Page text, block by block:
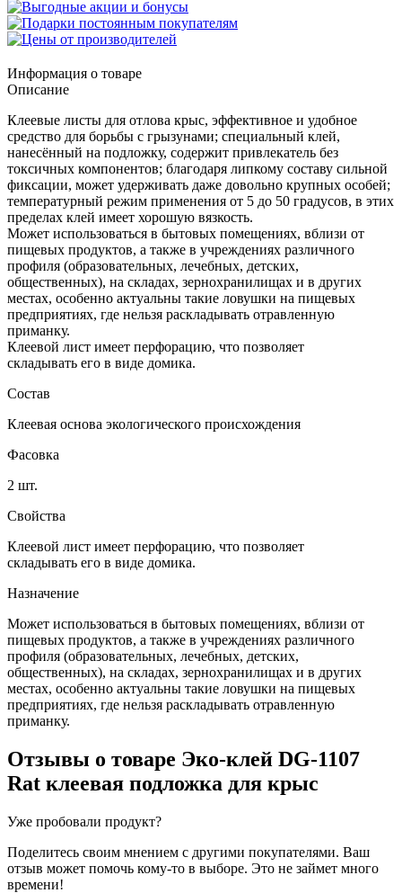
Информация о товаре
Описание
Клеевые листы для отлова крыс, эффективное и удобное
средство для борьбы с грызунами; специальный клей,
нанесённый на подложку, содержит привлекатель без
токсичных компонентов; благодаря липкому составу сильной
фиксации, может удерживать даже довольно крупных особей;
температурный режим применения от 5 до 50 градусов, в этих
пределах клей имеет хорошую вязкость.
Может использоваться в бытовых помещениях, вблизи от
пищевых продуктов, а также в учреждениях различного
профиля (образовательных, лечебных, детских,
общественных), на складах, зернохранилищах и в других
местах, особенно актуальны такие ловушки на пищевых
предприятиях, где нельзя раскладывать отравленную
приманку.
Клеевой лист имеет перфорацию, что позволяет
складывать его в виде домика.
Состав
Клеевая основа экологического происхождения
Фасовка
2 шт.
Свойства
Клеевой лист имеет перфорацию, что позволяет
складывать его в виде домика.
Назначение
Может использоваться в бытовых помещениях, вблизи от
пищевых продуктов, а также в учреждениях различного
профиля (образовательных, лечебных, детских,
общественных), на складах, зернохранилищах и в других
местах, особенно актуальны такие ловушки на пищевых
предприятиях, где нельзя раскладывать отравленную
приманку.
Отзывы о товаре Эко-клей DG-1107
Rat клеевая подложка для крыс
Уже пробовали продукт?
Поделитесь своим мнением с другими покупателями. Ваш
отзыв может помочь кому-то в выборе. Это не займет много
времени!